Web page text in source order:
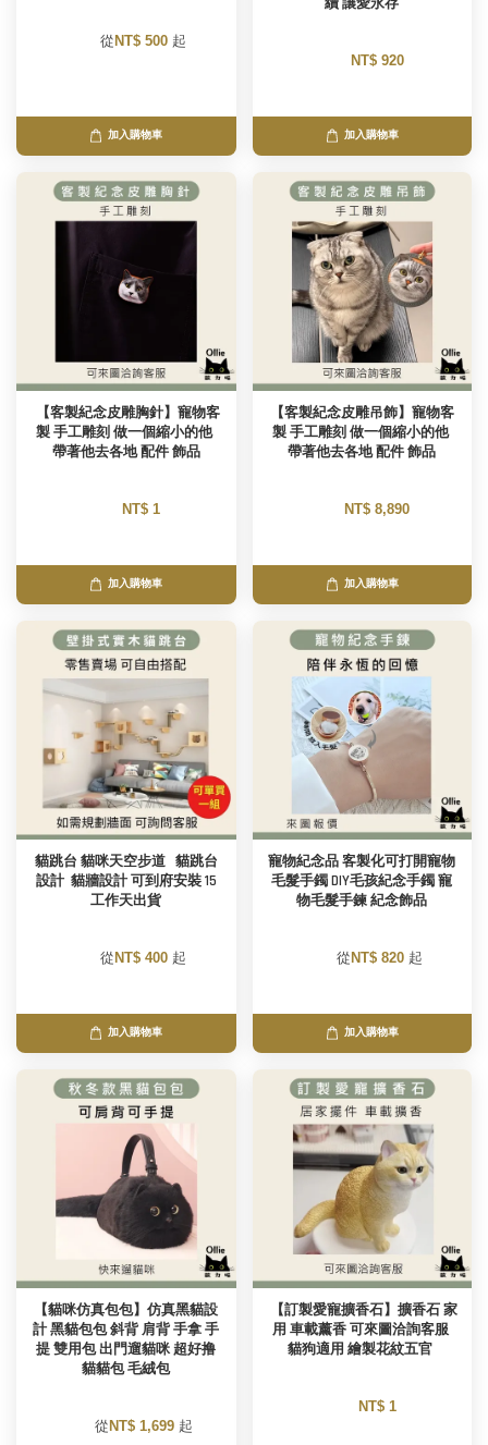
        從
NT$ 500 起
加入購物車
續 讓愛永存
NT$ 920
加入購物車
製 手工雕刻 做一個縮小的他
帶著他去各地 配件 飾品
NT$ 1
加入購物車
【客製紀念皮雕吊飾】寵物客
製 手工雕刻 做一個縮小的他
帶著他去各地 配件 飾品
NT$ 8,890
加入購物車
貓跳台 貓咪天空步道   貓跳台
設計  貓牆設計 可到府安裝 15
工作天出貨
        從
NT$ 400 起
加入購物車
寵物紀念品 客製化可打開寵物
毛髮手鐲 DIY毛孩紀念手鐲 寵
物毛髮手鍊 紀念飾品
        從
NT$ 820 起
加入購物車
【貓咪仿真包包】仿真黑貓設
計 黑貓包包 斜背 肩背 手拿 手
提 雙用包 出門遛貓咪 超好撸
貓貓包 毛絨包
        從
NT$ 1,699 起
用 車載薰香 可來圖洽詢客服
貓狗適用 繪製花紋五官
NT$ 1